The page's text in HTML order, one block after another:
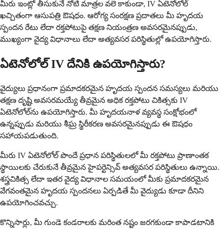
మీరు ఇంట్లో తీసుకునే నోటి మాత్రల వలె కాకుండా, IV ఏటెనోలోల్
ఖచ్చితంగా ఆసుపత్రి ఔషధం. ఆరోగ్య సంరక్షణ ప్రదాతలు మీ హృదయ
స్పందన రేటు లేదా రక్తపోటుపై తక్షణ నియంత్రణ అవసరమైనప్పుడు,
ముఖ్యంగా వైద్య విధానాలు లేదా అత్యవసర పరిస్థితుల్లో ఉపయోగిస్తారు.
ఏటెనోలోల్ IV దేనికి ఉపయోగిస్తారు?
వైద్యులు ప్రధానంగా ప్రమాదకరమైన హృదయ స్పందన సమస్యలు మరియు
తక్షణ దృష్టి అవసరమయ్యే తీవ్రమైన అధిక రక్తపోటు చికిత్సకు IV
ఏటెనోలోల్‌ను ఉపయోగిస్తారు. మీ హృదయనాళ వ్యవస్థ సంక్షోభంలో
ఉన్నప్పుడు మరియు శీఘ్ర స్థిరీకరణ అవసరమైనప్పుడు ఈ ఔషధం
సహాయపడుతుంది.
మీరు IV ఏటెనోలోల్ పొందే ప్రధాన పరిస్థితులలో మీ రక్తపోటు ప్రాణాంతక
స్థాయిలకు చేరుకునే తీవ్రమైన హైపర్టెన్సివ్ అత్యవసర పరిస్థితులు ఉన్నాయి.
శస్త్రచికిత్స లేదా ఇతర వైద్య విధానాల సమయంలో మీకు ప్రమాదకరమైన
వేగవంతమైన హృదయ స్పందనలు ఏర్పడితే మీ వైద్యుడు కూడా దీనిని
ఉపయోగించవచ్చు.
కొన్నిసార్లు, మీ గుండె కండరాలకు మరింత నష్టం జరగకుండా కాపాడటానికి